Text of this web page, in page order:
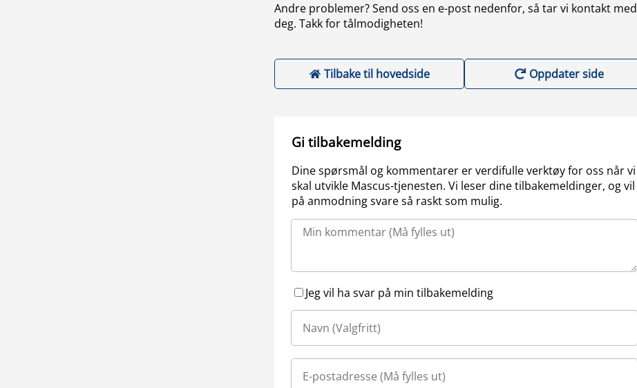
Andre problemer? Send oss en e-post nedenfor, så tar vi kontakt med
deg. Takk for tålmodigheten!
Tilbake til hovedside Oppdater side
Gi tilbakemelding
Dine spørsmål og kommentarer er verdifulle verktøy for oss når vi
skal utvikle Mascus-tjenesten. Vi leser dine tilbakemeldinger, og vil
på anmodning svare så raskt som mulig.
Jeg vil ha svar på min tilbakemelding